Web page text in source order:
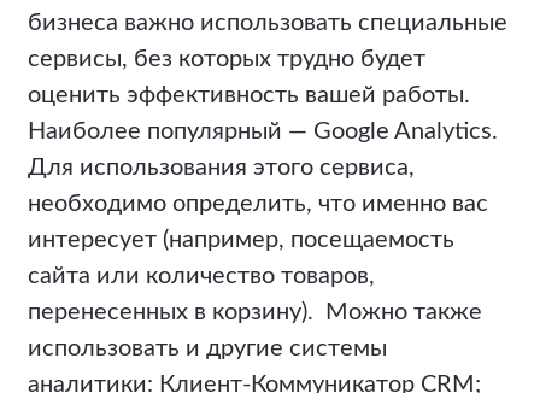
бизнеса важно использовать специальные
сервисы, без которых трудно будет
оценить эффективность вашей работы.
Наиболее популярный — Google Analytics.
Для использования этого сервиса,
необходимо определить, что именно вас
интересует (например, посещаемость
сайта или количество товаров,
перенесенных в корзину). Можно также
использовать и другие системы
аналитики: Клиент-Коммуникатор CRM;